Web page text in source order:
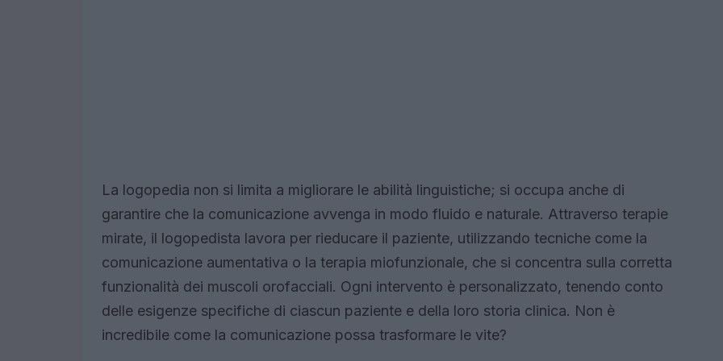
La logopedia non si limita a migliorare le abilità linguistiche; si occupa anche di
garantire che la comunicazione avvenga in modo fluido e naturale. Attraverso terapie
mirate, il logopedista lavora per rieducare il paziente, utilizzando tecniche come la
comunicazione aumentativa o la terapia miofunzionale, che si concentra sulla corretta
funzionalità dei muscoli orofacciali. Ogni intervento è personalizzato, tenendo conto
delle esigenze specifiche di ciascun paziente e della loro storia clinica. Non è
incredibile come la comunicazione possa trasformare le vite?